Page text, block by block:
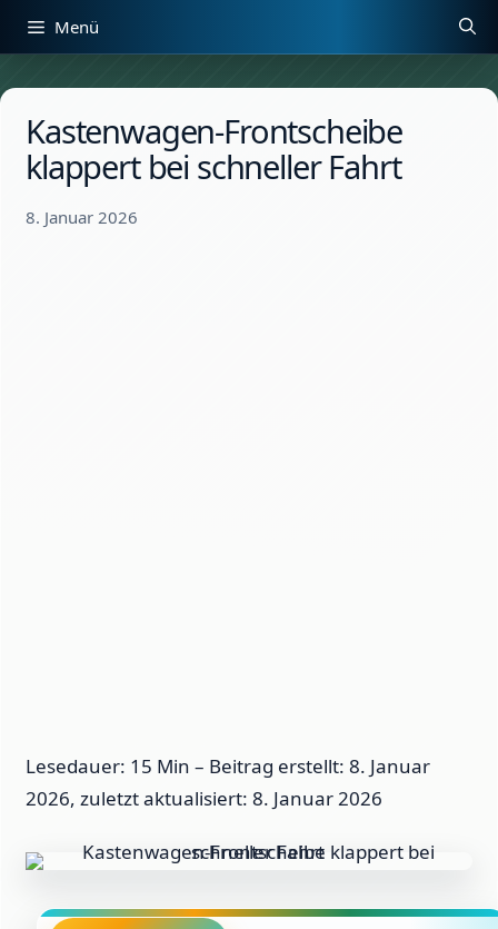
Zum
Inhalt
Menü
Kastenwagen-Frontscheibe
klappert bei schneller Fahrt
8. Januar 2026
Lesedauer: 15 Min – Beitrag erstellt: 8. Januar
2026, zuletzt aktualisiert: 8. Januar 2026